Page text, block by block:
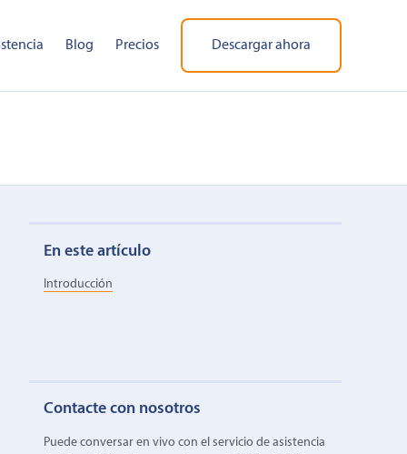
Blog Precios Descargar ahora
En este artículo
Introducción
Contacte con nosotros
Puede conversar en vivo con el servicio de asistencia